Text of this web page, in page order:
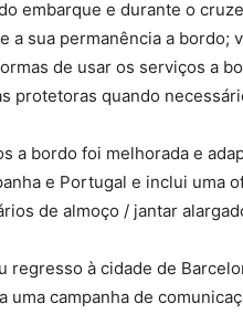
embarque e durante o
a sua permanência a
de usar os serviços a
protetoras quando
a bordo foi melhorada e
e Portugal e inclui uma
de almoço / jantar
regresso à cidade de
uma campanha de